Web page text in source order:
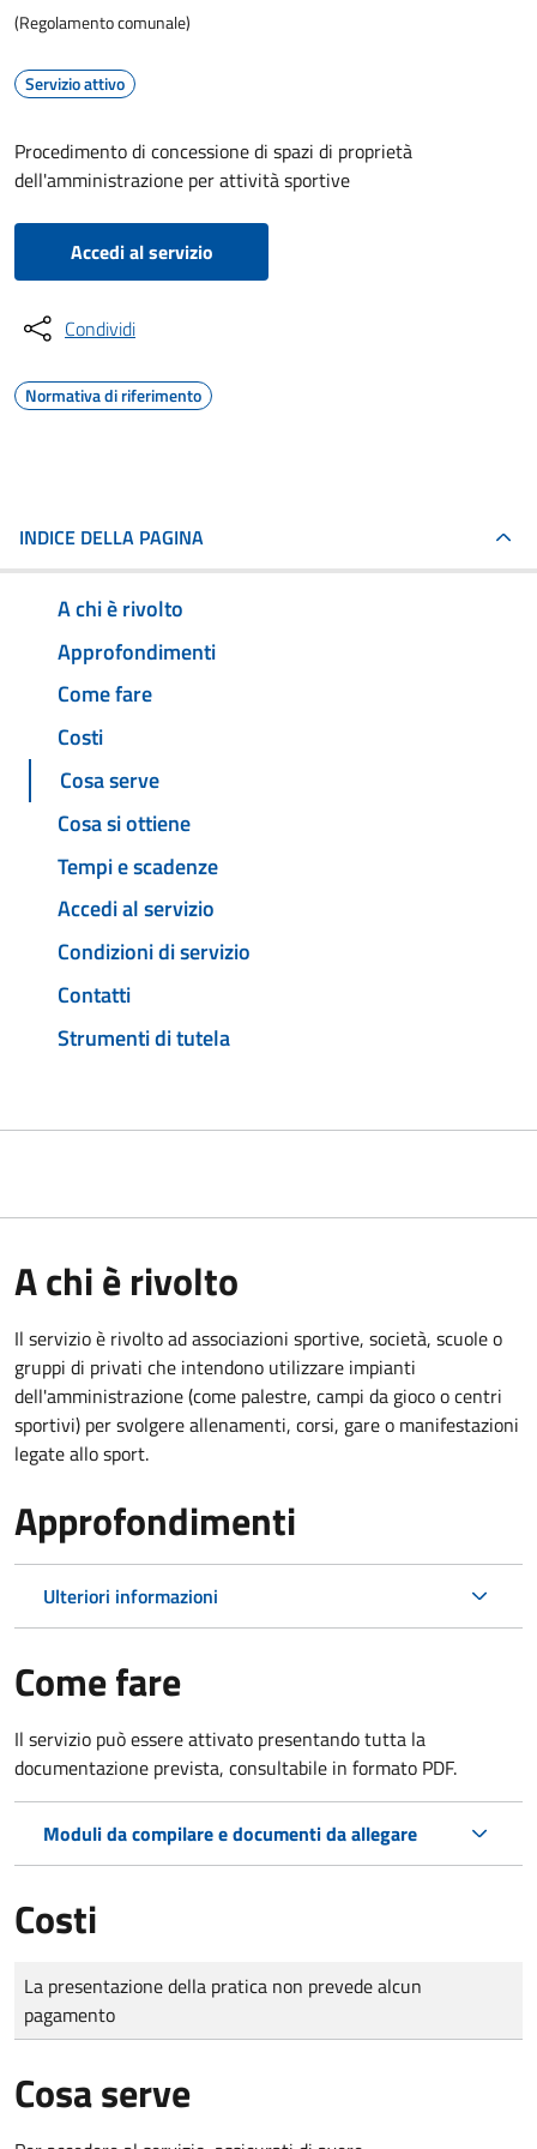
(Regolamento comunale)
Servizio attivo
Procedimento di concessione di spazi di proprietà
dell'amministrazione per attività sportive
Accedi al servizio
Condividi
Normativa di riferimento
INDICE DELLA PAGINA
A chi è rivolto
Approfondimenti
Come fare
Costi
Cosa serve
Cosa si ottiene
Tempi e scadenze
Accedi al servizio
Condizioni di servizio
Contatti
Strumenti di tutela
A chi è rivolto
Il servizio è rivolto ad associazioni sportive, società, scuole o
gruppi di privati che intendono utilizzare impianti
dell'amministrazione (come palestre, campi da gioco o centri
sportivi) per svolgere allenamenti, corsi, gare o manifestazioni
legate allo sport.
Approfondimenti
Ulteriori informazioni
Come fare
Il servizio può essere attivato presentando tutta la
documentazione prevista, consultabile in formato PDF.
Moduli da compilare e documenti da allegare
Costi
Tipo di pagamento
Importo
La presentazione della pratica non prevede alcun
pagamento
Cosa serve